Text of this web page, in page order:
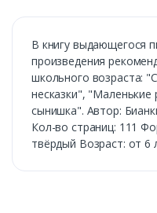
В книгу выдающегося
произведения
школьного возраста:
несказки",
сынишка". Автор:
Кол-во страниц: 111
твёрдый Возраст: от 6